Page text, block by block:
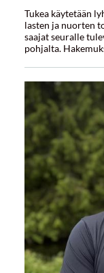
Tukea käytetään
lasten ja nuorten
saajat seuralle
pohjalta.